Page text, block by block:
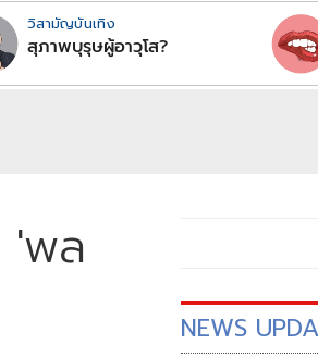
วิสามัญบันเทิง
สุภาพบุรุษผู้อาวุโส?
'พล
NEWS